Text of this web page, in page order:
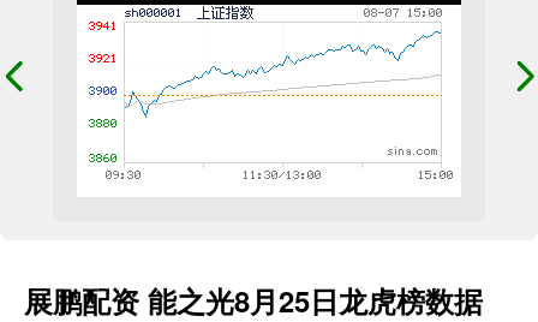
展鹏配资 能之光8月25日龙虎榜数据